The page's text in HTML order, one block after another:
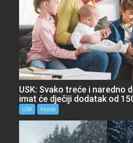
USK: Svako treće i naredno
imat će dječiji dodatak od
USK Vijesti